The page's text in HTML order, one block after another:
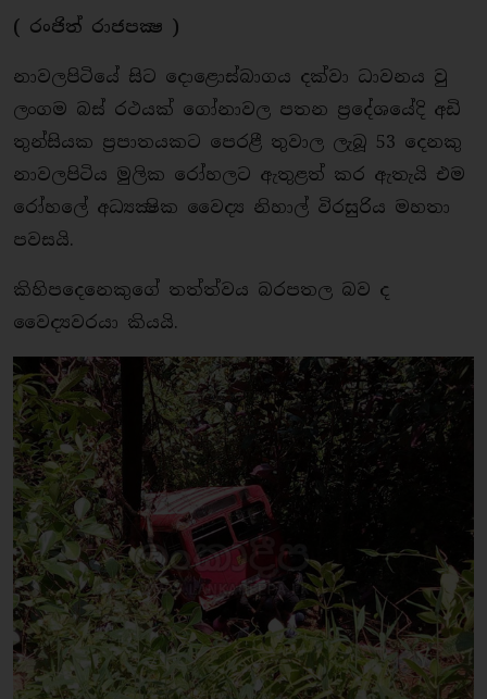
( රංජිත් රාජපක්‍ෂ )
නාවලපිටියේ සිට දොළොස්බාගය දක්වා ධාවනය වු
ලංගම බස් රථයක් ගෝනාවල පතන ප‍්‍රදේශයේදි අඩි
තුන්සියක ප‍්‍රපාතයකට පෙරළී තුවාල ලැබූ 53 දෙනකු
නාවලපිටිය මුලික රෝහලට ඇතුළත් කර ඇතැයි එම
රෝහලේ අධ්‍යක්‍ෂික වෛද්‍ය නිහාල් විරසුරිය මහතා
පවසයි.
කිහිපදෙනෙකුගේ තත්ත්වය බරපතල බව ද
වෛද්‍යවරයා කියයි.